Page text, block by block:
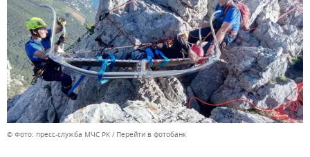
© Фото: пресс-служба МЧС РК Перейти в фотобанк